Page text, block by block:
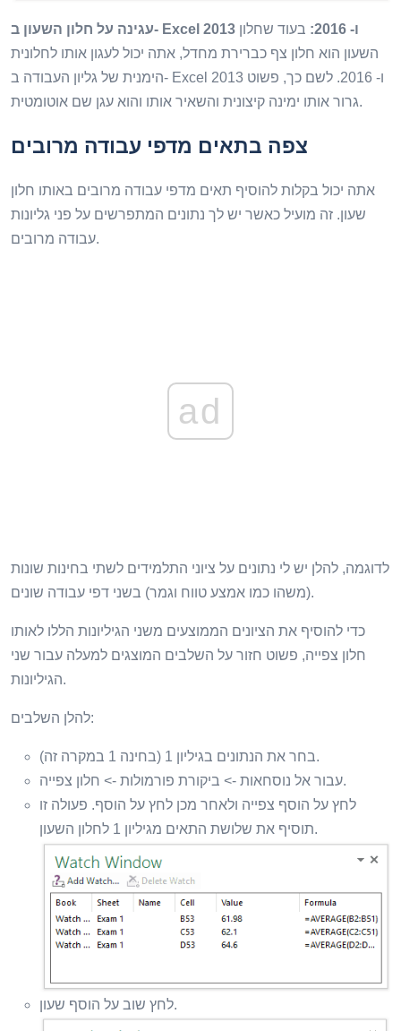
עגינה על חלון השעון ב- Excel 2013 ו- 2016:
בעוד שחלון
השעון הוא חלון צף כברירת מחדל, אתה יכול לעגון אותו לחלונית
הימנית של גליון העבודה ב- Excel 2013 ו- 2016. לשם כך, פשוט
גרור אותו ימינה קיצונית והשאיר אותו והוא עגן שם אוטומטית.
צפה בתאים מדפי עבודה מרובים
אתה יכול בקלות להוסיף תאים מדפי עבודה מרובים באותו חלון
שעון. זה מועיל כאשר יש לך נתונים המתפרשים על פני גליונות
עבודה מרובים.
ad
לדוגמה, להלן יש לי נתונים על ציוני התלמידים לשתי בחינות שונות
(משהו כמו אמצע טווח וגמר) בשני דפי עבודה שונים.
כדי להוסיף את הציונים הממוצעים משני הגיליונות הללו לאותו
חלון צפייה, פשוט חזור על השלבים המוצגים למעלה עבור שני
הגיליונות.
להלן השלבים:
בחר את הנתונים בגיליון 1 (בחינה 1 במקרה זה).
עבור אל נוסחאות -> ביקורת פורמולות -> חלון צפייה.
לחץ על הוסף צפייה ולאחר מכן לחץ על הוסף. פעולה זו
תוסיף את שלושת התאים מגיליון 1 לחלון השעון.
לחץ שוב על הוסף שעון.